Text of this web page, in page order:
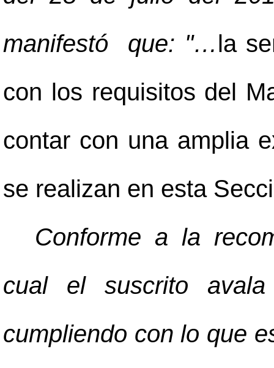
manifestó que: "…la
con los requisitos del
contar con una amplia
se realizan en esta
Conforme a la
cual el suscrito
cumpliendo con lo que